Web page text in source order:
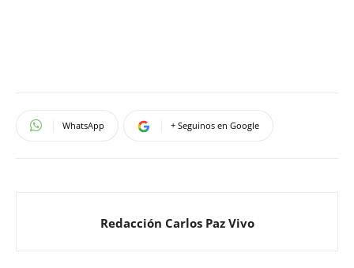
WhatsApp + Seguinos en Google
Redacción Carlos Paz Vivo